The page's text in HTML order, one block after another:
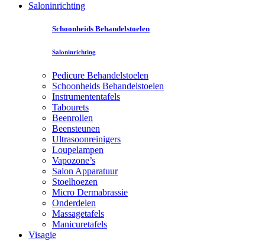
Saloninrichting
Schoonheids Behandelstoelen
Saloninrichting
Pedicure Behandelstoelen
Schoonheids Behandelstoelen
Instrumententafels
Tabourets
Beenrollen
Beensteunen
Ultrasoonreinigers
Loupelampen
Vapozone’s
Salon Apparatuur
Stoelhoezen
Micro Dermabrassie
Onderdelen
Massagetafels
Manicuretafels
Visagie